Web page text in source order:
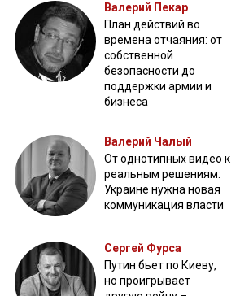
Валерий Пекар
План действий во
времена отчаяния: от
собственной
безопасности до
поддержки армии и
бизнеса
Валерий Чалый
От однотипных видео к
реальным решениям:
Украине нужна новая
коммуникация власти
Сергей Фурса
Путин бьет по Киеву,
но проигрывает